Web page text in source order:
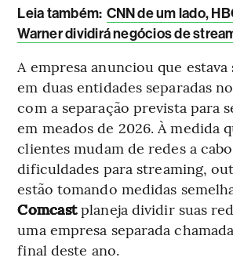
Leia também: CNN de um lado,
Warner dividirá negócios de
A empresa anunciou que
em duas entidades separadas
com a separação prevista para
em meados de 2026. À medida
clientes mudam de redes a
dificuldades para streaming,
estão tomando medidas
Comcastplaneja dividir suas
uma empresa separada
final deste ano.